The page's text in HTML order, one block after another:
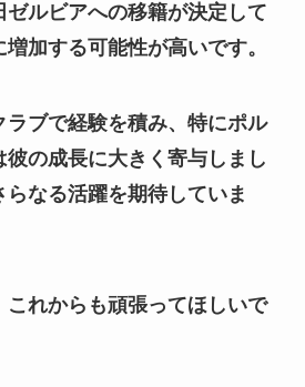
ゼルビアへの移籍が決定して
加する可能性が高いです。
ブで経験を積み、特にポル
彼の成長に大きく寄与しまし
なる活躍を期待していま
れからも頑張ってほしいで